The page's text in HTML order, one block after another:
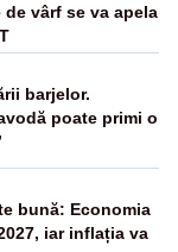
vârf se va apela
barjelor.
poate primi o
bună: Economia
iar inflația va